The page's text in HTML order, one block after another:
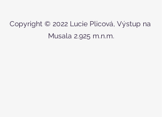
Copyright © 2022 Lucie Plicová, Výstup na
Musala 2.925 m.n.m.